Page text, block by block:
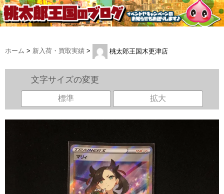
ホーム > 新入荷・買取実績 > 桃太郎王国木更津店
文字サイズの変更
標準 拡大